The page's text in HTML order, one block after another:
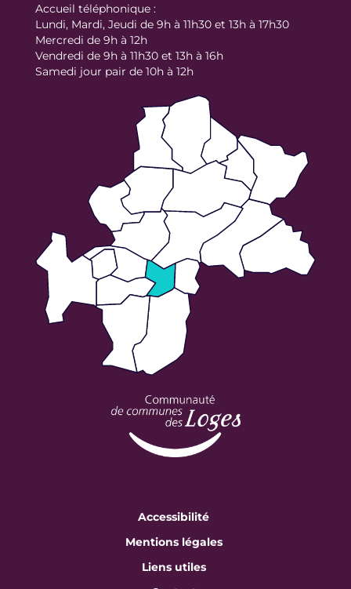
Accueil téléphonique :
Lundi, Mardi, Jeudi de 9h à 11h30 et 13h à 17h30
Mercredi de 9h à 12h
Vendredi de 9h à 11h30 et 13h à 16h
Samedi jour pair de 10h à 12h
Accessibilité
Mentions légales
Liens utiles